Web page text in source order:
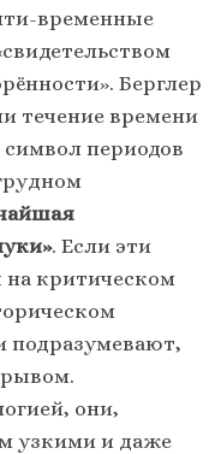
временные
Берглер
течение времени
периодов
. Если эти
критическом
подразумевают,
они,
узкими и даже